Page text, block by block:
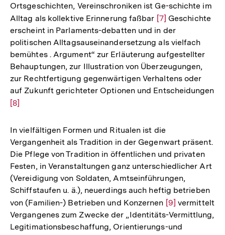
der
Fußnote
Ortsgeschichten, Vereinschroniken ist Ge-schichte im
Alltag als kollektive Erinnerung faßbar Zur
Auflösung
der
Fußnote
[7] Geschichte
erscheint in Parlaments-debatten und in der
politischen Alltagsauseinandersetzung als vielfach
bemühtes . Argument“ zur Erläuterung aufgestellter
Behauptungen, zur Illustration von Überzeugungen,
zur Rechtfertigung gegenwärtigen Verhaltens oder
auf Zukunft gerichteter Optionen und Entscheidungen
Zur
der
Fußnote
[8]
In vielfältigen Formen und Ritualen ist die
Vergangenheit als Tradition in der Gegenwart präsent.
Die Pflege von Tradition in öffentlichen und privaten
Festen, in Veranstaltungen ganz unterschiedlicher Art
(Vereidigung von Soldaten, Amtseinführungen,
Schiffstaufen u. ä.), neuerdings auch heftig betrieben
von (Familien-) Betrieben und Konzernen Zur
Auflösung
der
[9] vermittelt
Vergangenes zum Zwecke der „Identitäts-Vermittlung,
Legitimationsbeschaffung, Orientierungs-und